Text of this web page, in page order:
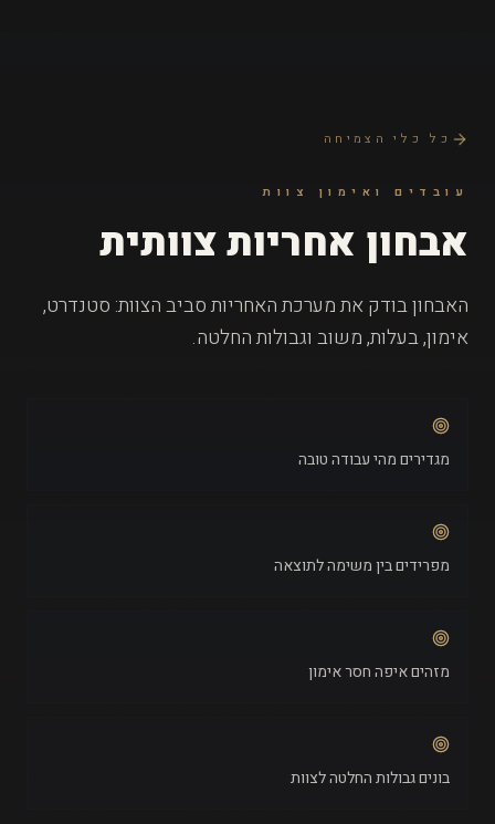
כל כלי הצמיחה
עובדים ואימון צוות
אבחון אחריות צוותית
האבחון בודק את מערכת האחריות סביב הצוות: סטנדרט,
אימון, בעלות, משוב וגבולות החלטה.
מגדירים מהי עבודה טובה
מפרידים בין משימה לתוצאה
מזהים איפה חסר אימון
בונים גבולות החלטה לצוות